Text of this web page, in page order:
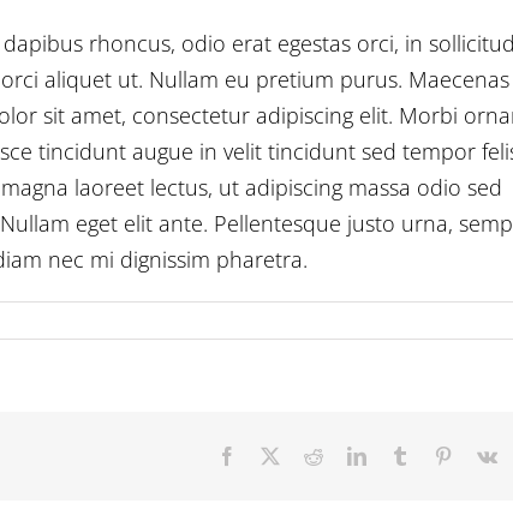
rhoncus, odio erat egestas orci, in
aliquet ut. Nullam eu pretium purus. Maecenas
sit amet, consectetur adipiscing elit. Morbi
tincidunt augue in velit tincidunt sed tempor
laoreet lectus, ut adipiscing massa odio sed
eget elit ante. Pellentesque justo urna,
nec mi dignissim pharetra.
Facebook RedditLinkedInTumblr Pinterest
Vk